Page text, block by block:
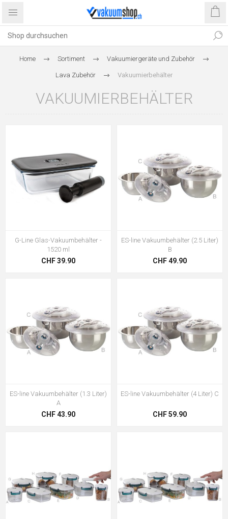
Home Sortiment Vakuumiergeräte und Zubehör
Lava Zubehör Vakuumierbehälter
VAKUUMIERBEHÄLTER
G-Line Glas-Vakuumbehälter -
1520 ml
CHF 39.90
ES-line Vakuumbehälter (2.5 Liter)
B
CHF 49.90
ES-line Vakuumbehälter (1.3 Liter)
A
CHF 43.90
ES-line Vakuumbehälter (4 Liter) C
CHF 59.90